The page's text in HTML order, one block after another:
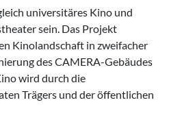
univer­sitäres Kino und
sein. Das Projekt
Kinolandschaft in zweifacher
des CAMERA-Gebäudes
wird durch die
Trä­gers und der öffentlichen